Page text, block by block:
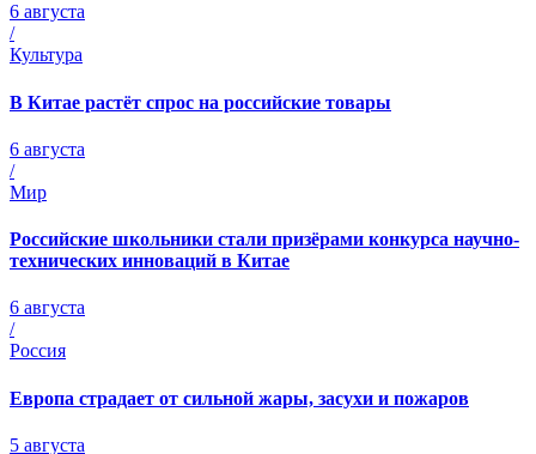
6 августа
/
Культура
В Китае растёт спрос на российские товары
6 августа
/
Мир
Российские школьники стали призёрами конкурса научно-
технических инноваций в Китае
6 августа
/
Россия
Европа страдает от сильной жары, засухи и пожаров
5 августа